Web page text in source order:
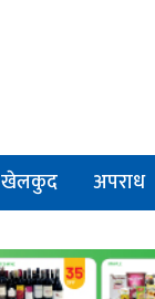
खेलकुद अपराध